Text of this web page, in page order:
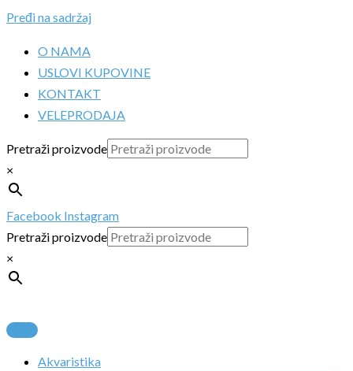
Pređi na sadržaj
O NAMA
USLOVI KUPOVINE
KONTAKT
VELEPRODAJA
Pretraži proizvode
×
Facebook Instagram
Pretraži proizvode
×
Akvaristika